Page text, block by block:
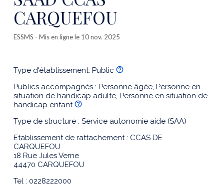
CARQUEFOU
ESSMS - Mis en ligne le 10 nov. 2025
Type d'établissement: Public
Publics accompagnés : Personne âgée, Personne en
situation de handicap adulte, Personne en situation de
handicap enfant
Type de structure : Service autonomie aide (SAA)
Etablissement de rattachement : CCAS DE
CARQUEFOU
18 Rue Jules Verne
44470 CARQUEFOU
Tel : 0228222000